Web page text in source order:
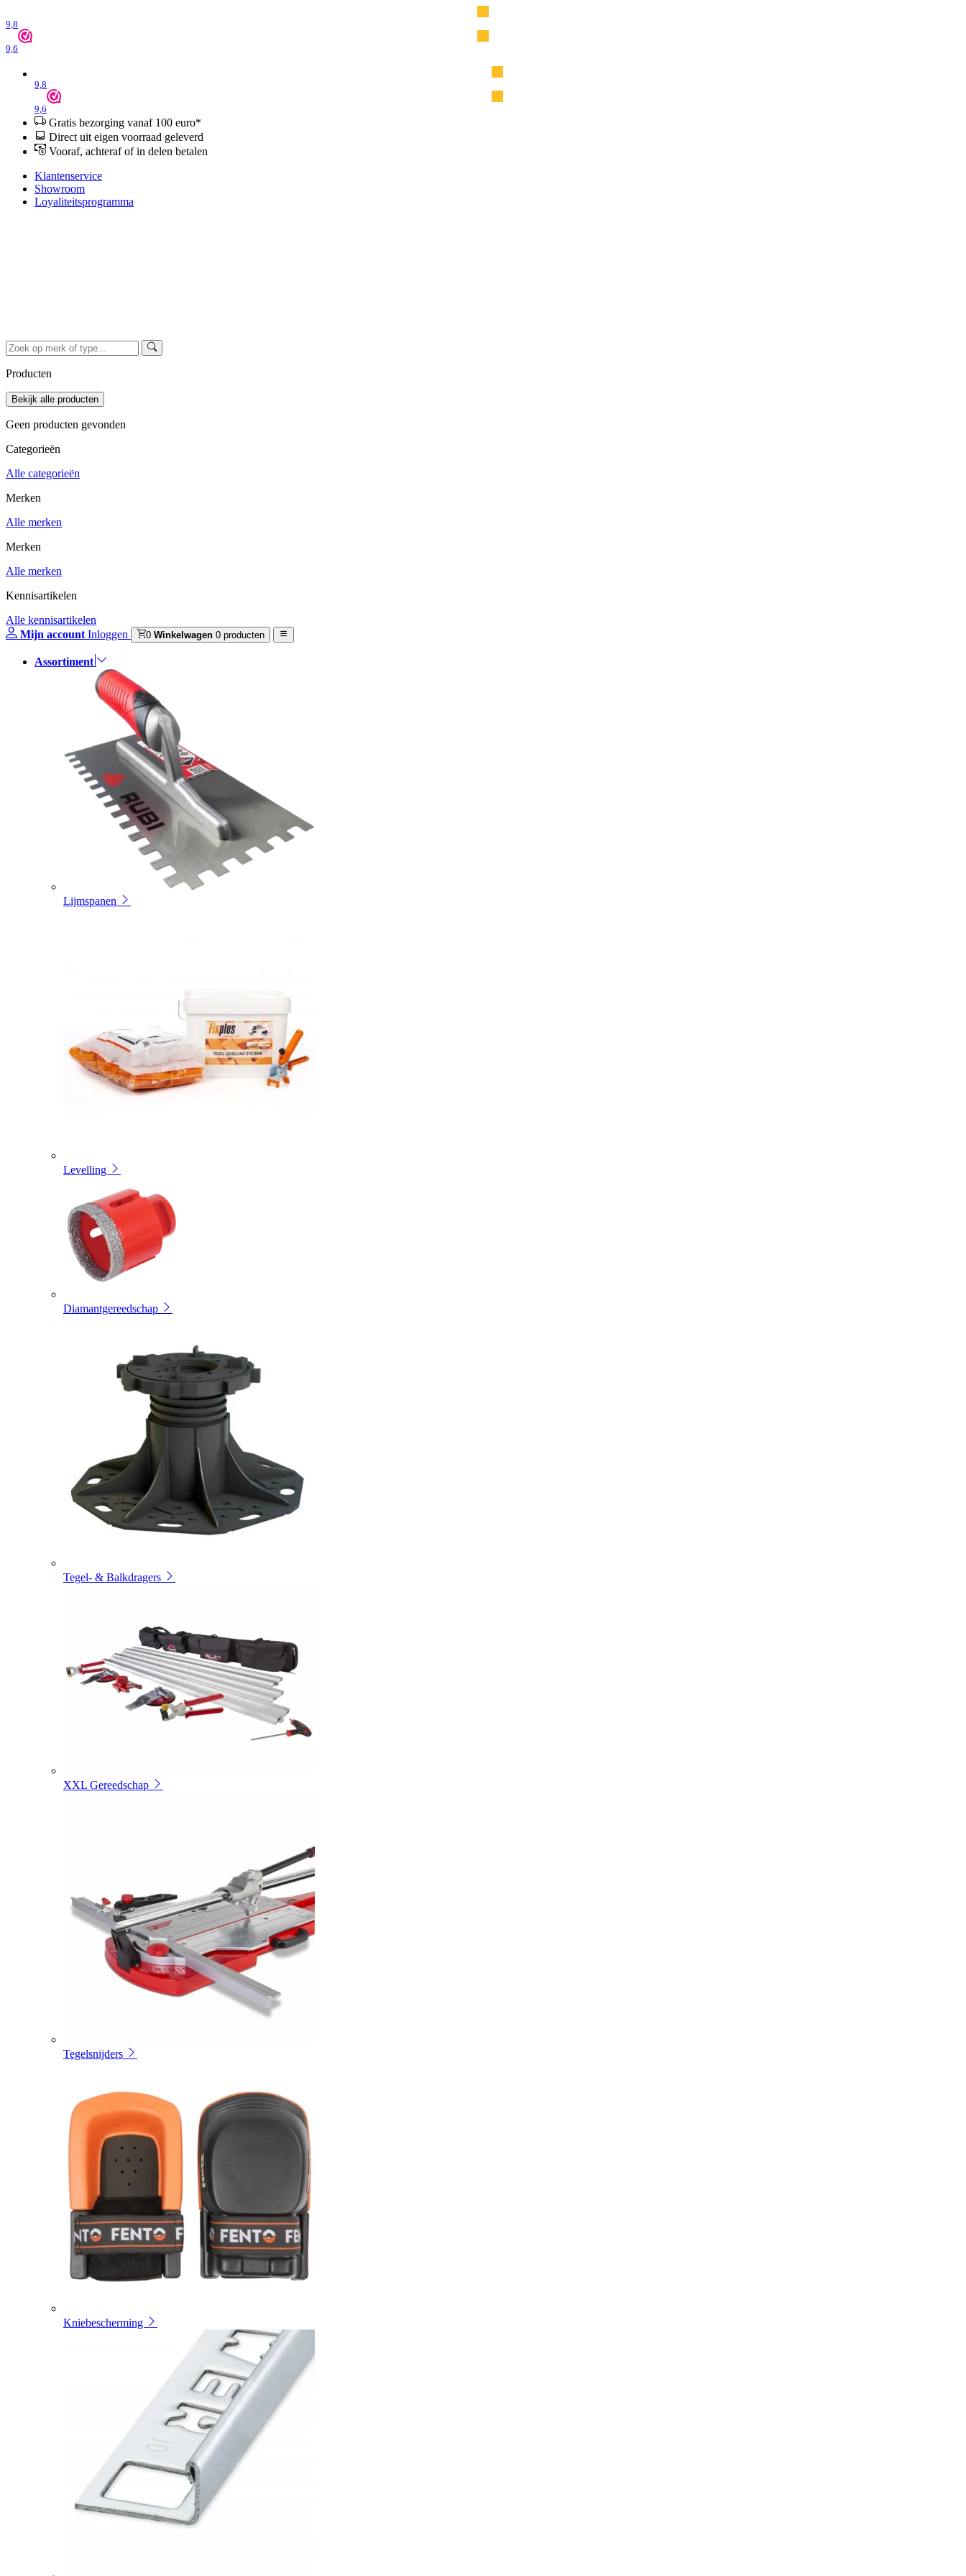
9,8
9,6
9,8
9,6
Gratis bezorging vanaf 100 euro*
Direct uit eigen voorraad geleverd
Vooraf, achteraf of in delen betalen
Klantenservice
Showroom
Loyaliteitsprogramma
Producten
Geen producten gevonden
Categorieën
Alle categorieën
Merken
Alle merken
Merken
Alle merken
Kennisartikelen
Alle kennisartikelen
Mijn account Inloggen 0 Winkelwagen 0 producten
Assortiment
Lijmspanen
Levelling
Diamantgereedschap
Tegel- & Balkdragers
XXL Gereedschap
Tegelsnijders
Kniebescherming